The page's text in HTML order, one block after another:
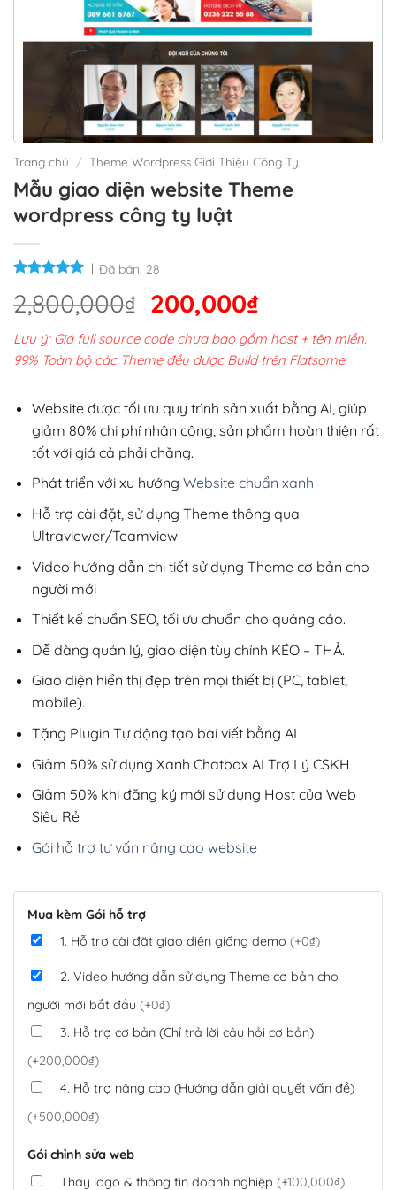
Trang chủ / Theme Wordpress Giới Thiệu Công Ty
Mẫu giao diện website Theme
wordpress công ty luật
Đã bán: 28
2,800,000₫ Giá
gốc
là:
2,800,000₫.
200,000₫Giá
hiện
tại
200,000₫.
Lưu ý: Giá full source code chưa bao gồm host + tên miền.
99% Toàn bộ các Theme đều được Build trên Flatsome.
Website được tối ưu quy trình sản xuất bằng AI, giúp
giảm 80% chi phí nhân công, sản phẩm hoàn thiện rất
tốt với giá cả phải chăng.
Phát triển với xu hướng Website chuẩn xanh
Hỗ trợ cài đặt, sử dụng Theme thông qua
Ultraviewer/Teamview
Video hướng dẫn chi tiết sử dụng Theme cơ bản cho
người mới
Thiết kế chuẩn SEO, tối ưu chuẩn cho quảng cáo.
Dễ dàng quản lý, giao diện tùy chỉnh KÉO – THẢ.
Giao diện hiển thị đẹp trên mọi thiết bị (PC, tablet,
mobile).
Tặng Plugin Tự động tạo bài viết bằng AI
Giảm 50% sử dụng Xanh Chatbox AI Trợ Lý CSKH
Giảm 50% khi đăng ký mới sử dụng Host của Web
Siêu Rẻ
Gói hỗ trợ tư vấn nâng cao website
Mua kèm Gói hỗ trợ
1. Hỗ trợ cài đặt giao diện giống demo (+0₫)
2. Video hướng dẫn sử dụng Theme cơ bản cho
người mới bắt đầu (+0₫)
3. Hỗ trợ cơ bản (Chỉ trả lời câu hỏi cơ bản)
(+200,000₫)
4. Hỗ trợ nâng cao (Hướng dẫn giải quyết vấn đề)
(+500,000₫)
Gói chỉnh sửa web
Thay logo & thông tin doanh nghiệp (+100,000₫)